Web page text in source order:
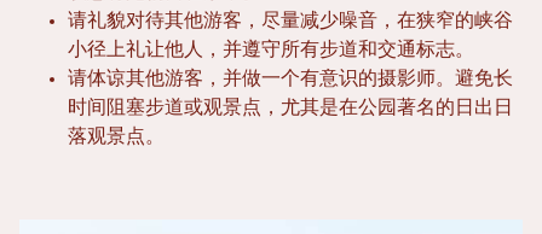
请礼貌对待其他游客，尽量减少噪音，在狭窄的峡谷
小径上礼让他人，并遵守所有步道和交通标志。
请体谅其他游客，并做一个有意识的摄影师。避免长
时间阻塞步道或观景点，尤其是在公园著名的日出日
落观景点。